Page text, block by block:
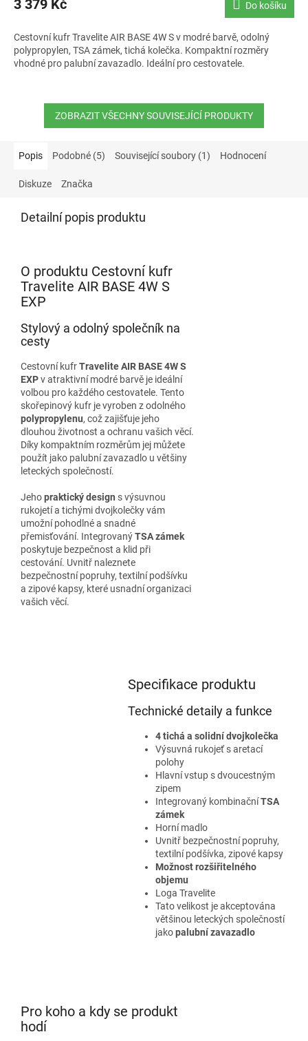
je
z
5
hvězdiček.
3 379 Kč Do košíku
Cestovní kufr Travelite AIR BASE 4W S v modré barvě, odolný
polypropylen, TSA zámek, tichá kolečka. Kompaktní rozměry
vhodné pro palubní zavazadlo. Ideální pro cestovatele.
ZOBRAZIT VŠECHNY SOUVISEJÍCÍ PRODUKTY
Popis Podobné (5) Související soubory (1) Hodnocení
Diskuze Značka
Detailní popis produktu
O produktu Cestovní kufr
Travelite AIR BASE 4W S
EXP
Stylový a odolný společník na
cesty
Cestovní kufrTravelite AIR BASE 4W S
EXPv atraktivní modré barvě je ideální
volbou pro každého cestovatele. Tento
skořepinový kufr je vyroben z odolného
polypropylenu, což zajišťuje jeho
dlouhou životnost a ochranu vašich věcí.
Díky kompaktním rozměrům jej můžete
použít jako palubní zavazadlo u většiny
leteckých společností.
Jehopraktický design s výsuvnou
rukojetí a tichými dvojkolečky vám
umožní pohodlné a snadné
přemisťování. IntegrovanýTSA zámek
poskytuje bezpečnost a klid při
cestování. Uvnitř naleznete
bezpečnostní popruhy, textilní podšívku
a zipové kapsy, které usnadní organizaci
vašich věcí.
Specifikace produktu
Technické detaily a funkce
4 tichá a solidní dvojkolečka
Výsuvná rukojeť s aretací
polohy
Hlavní vstup s dvoucestným
zipem
Integrovaný kombinačníTSA
zámek
Horní madlo
Uvnitř bezpečnostní popruhy,
textilní podšívka, zipové kapsy
Možnost rozšiřitelného
objemu
Loga Travelite
Tato velikost je akceptována
většinou leteckých společností
jakopalubní zavazadlo
Pro koho a kdy se produkt
hodí